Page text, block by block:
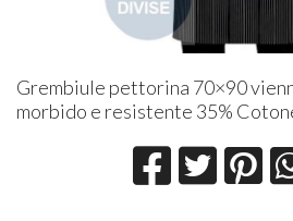
Grembiule pettorina 70×90
morbido e resistente 35%